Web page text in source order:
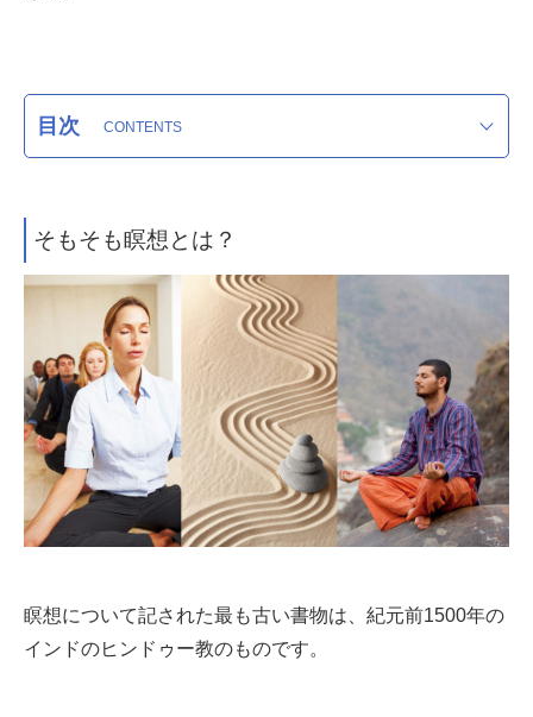
目次
そもそも瞑想とは？
瞑想について記された最も古い書物は、紀元前1500年の
インドのヒンドゥー教のものです。